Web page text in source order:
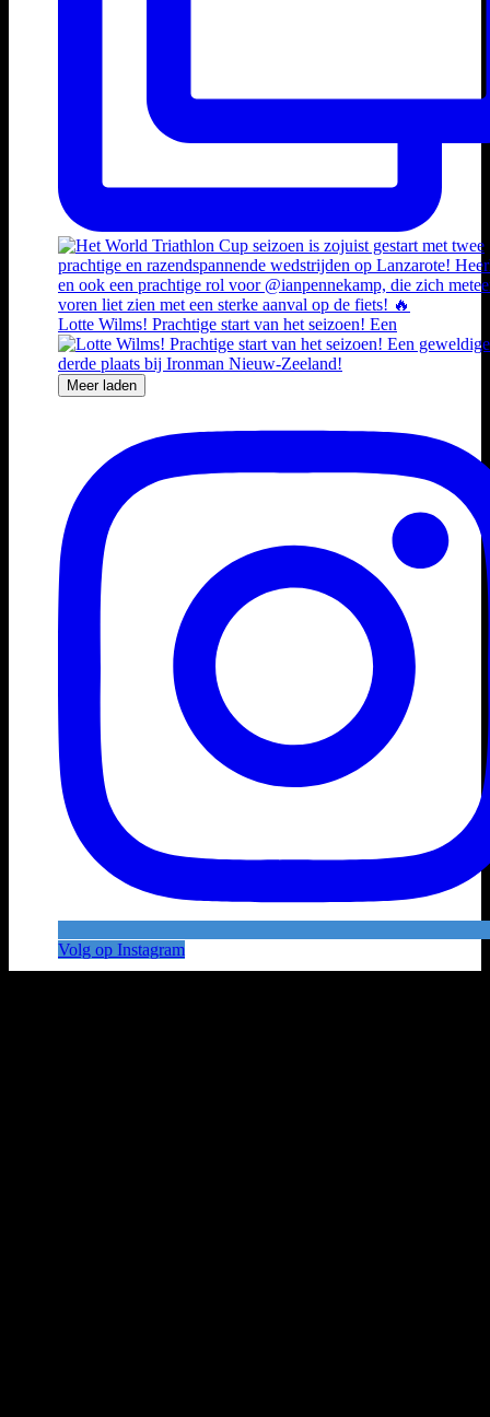
Lotte Wilms! Prachtige start van het seizoen! Een
Meer laden
Volg op Instagram